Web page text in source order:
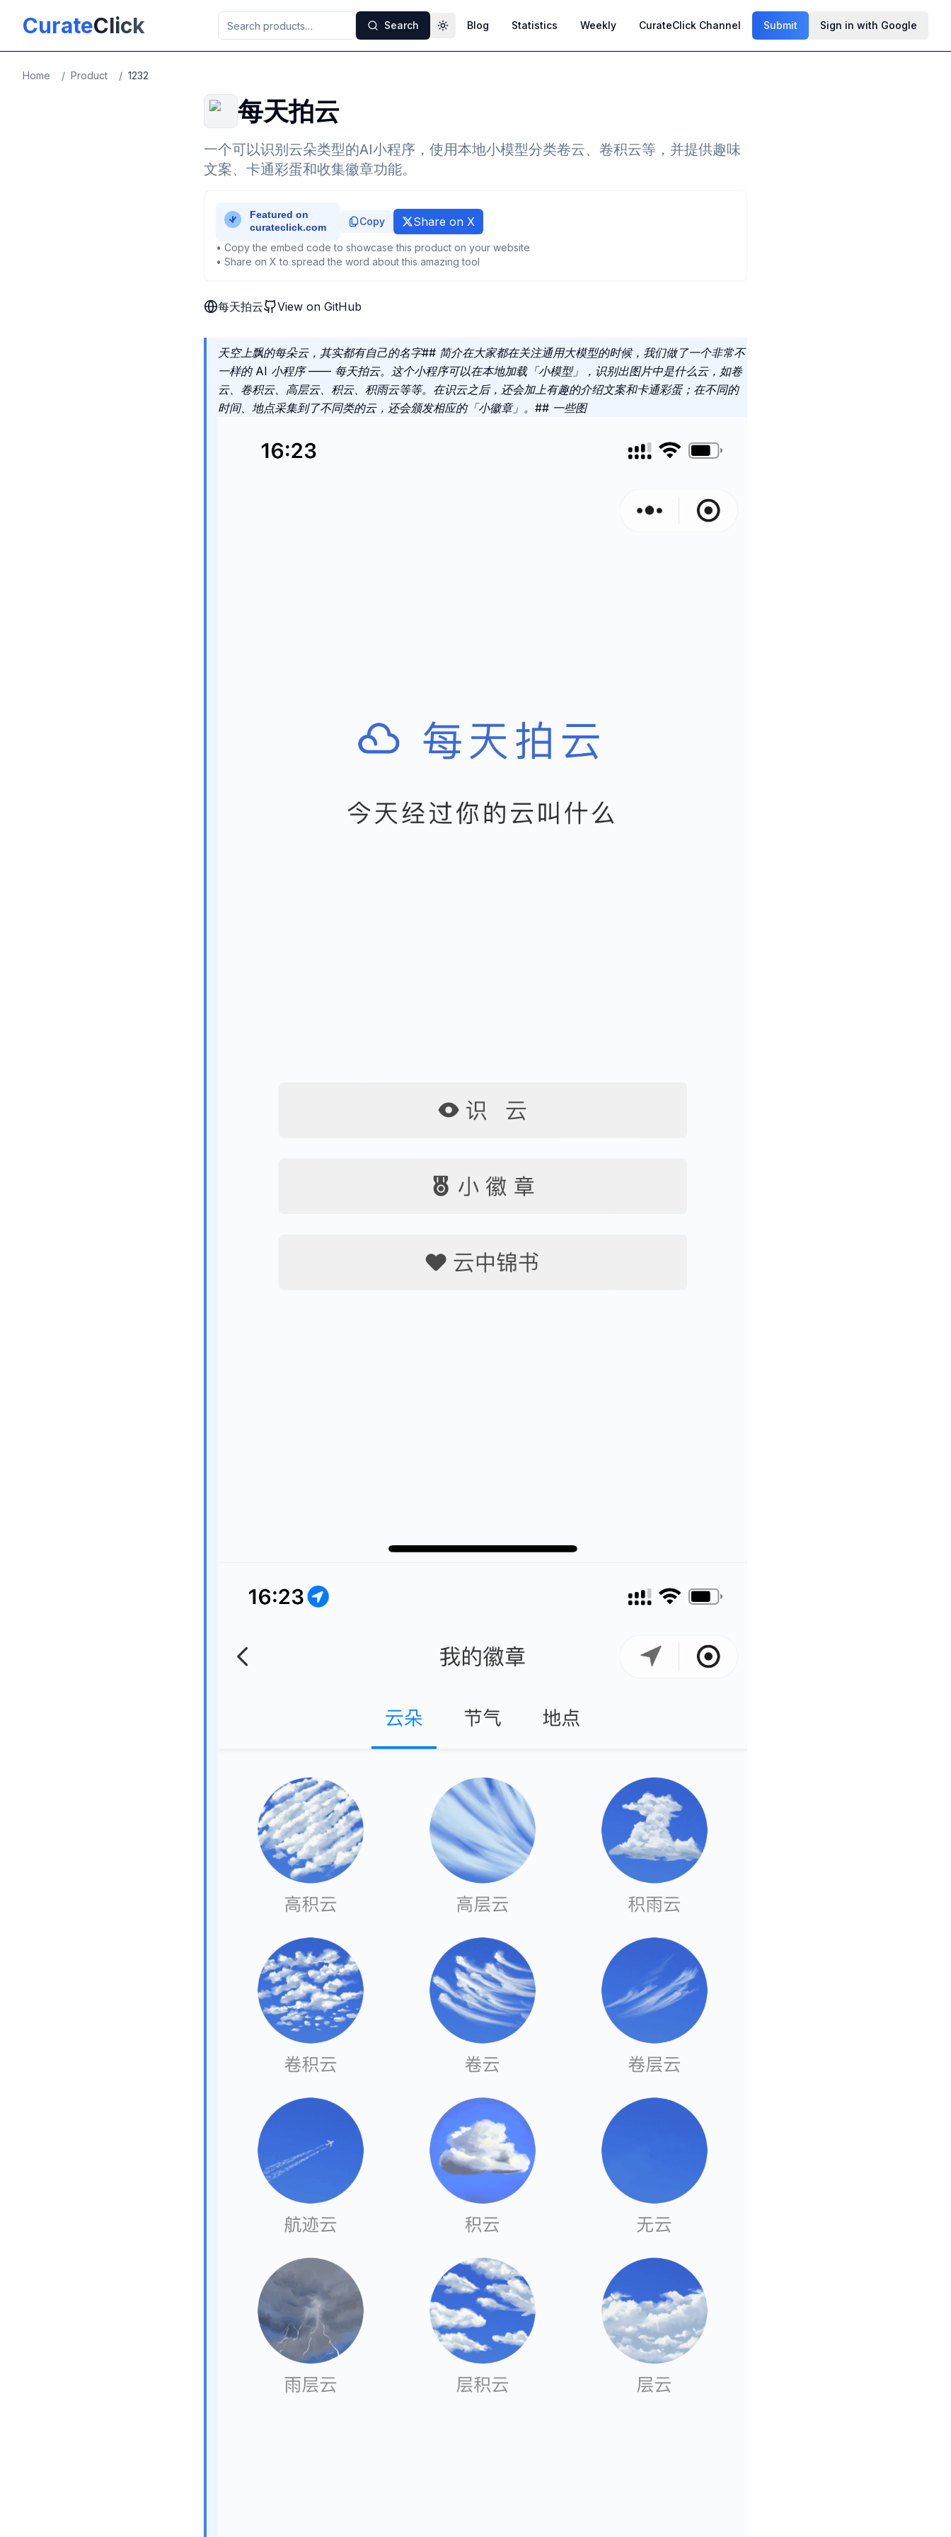
CurateClick Search Toggle theme
Blog Statistics Weekly CurateClick Channel Submit Sign in with Google
Home / Product / 1232
每天拍云
一个可以识别云朵类型的AI小程序，使用本地小模型分类卷云、卷积云等，并提供趣味
文案、卡通彩蛋和收集徽章功能。
Copy Share on X
• Copy the embed code to showcase this product on your website
• Share on X to spread the word about this amazing tool
每天拍云 View on GitHub
天空上飘的每朵云，其实都有自己的名字## 简介在大家都在关注通用大模型的时候，我们做了一个非常不
一样的 AI 小程序 —— 每天拍云。这个小程序可以在本地加载「小模型」，识别出图片中是什么云，如卷
云、卷积云、高层云、积云、积雨云等等。在识云之后，还会加上有趣的介绍文案和卡通彩蛋；在不同的
时间、地点采集到了不同类的云，还会颁发相应的「小徽章」。## 一些图